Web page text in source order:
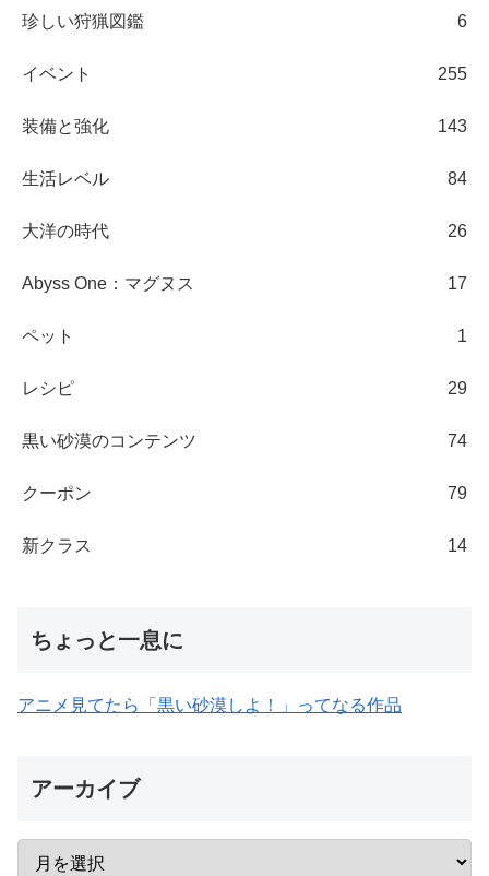
珍しい狩猟図鑑 6
イベント 255
装備と強化 143
生活レベル 84
大洋の時代 26
Abyss One：マグヌス 17
ペット 1
レシピ 29
黒い砂漠のコンテンツ 74
クーポン 79
新クラス 14
ちょっと一息に
アニメ見てたら「黒い砂漠しよ！」ってなる作品
アーカイブ